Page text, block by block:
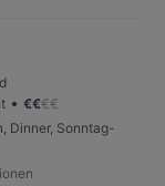
• €€€€
Dinner, Sonntag-